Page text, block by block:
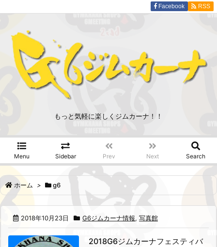
もっと気軽に楽しくジムカーナ！！
Menu Sidebar Prev Next Search
Facebook RSS
ホーム > g6
2018年10月23日 G6ジムカーナ情報, 写真館
2018G6ジムカーナフェスティバ